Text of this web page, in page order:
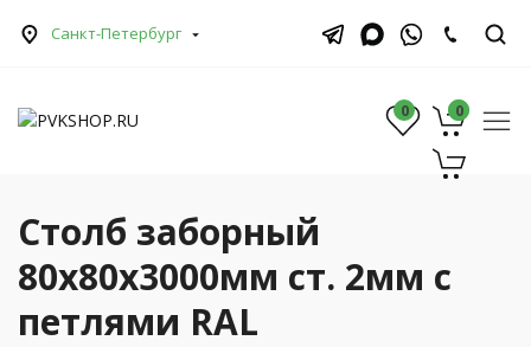
Санкт-Петербург
0 0
0
Столб заборный
80х80х3000мм ст. 2мм с
петлями RAL